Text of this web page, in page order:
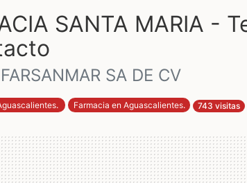
SANTA MARIA -
SA DE CV
. Farmacia en Aguascalientes. 743 visitas